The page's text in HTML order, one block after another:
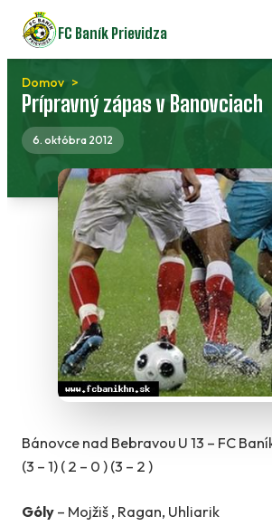
Preskočiť
na
obsah
FC Baník Prievidza
Domov
Prípravný zápas v Banovciach
6. októbra 2012
Bánovce nad Bebravou U 13 – FC
(3 – 1) ( 2 – 0 ) (3 – 2 )
Góly – Mojžiš , Ragan, Uhliarik